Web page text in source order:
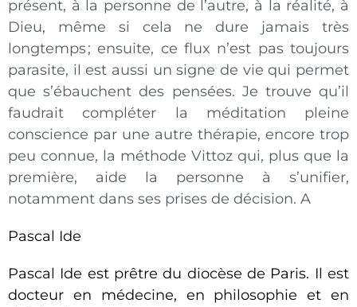
présent, à la personne de l’autre, à la réalité, à
Dieu, même si cela ne dure jamais très
longtemps; ensuite, ce flux n’est pas toujours
parasite, il est aussi un signe de vie qui permet
que s’ébauchent des pensées. Je trouve qu’il
faudrait compléter la méditation pleine
conscience par une autre thérapie, encore trop
peu connue, la méthode Vittoz qui, plus que la
première, aide la personne à s’unifier,
notamment dans ses prises de décision. A
Pascal Ide
Pascal Ide est prêtre du diocèse de Paris. Il est
docteur en médecine, en philosophie et en